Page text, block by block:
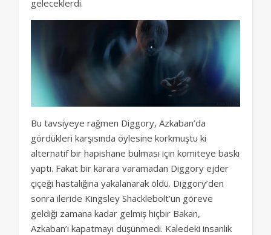
geleceklerdi.
Bu tavsiyeye rağmen Diggory, Azkaban’da
gördükleri karşısında öylesine korkmuştu ki
alternatif bir hapishane bulması için komiteye baskı
yaptı. Fakat bir karara varamadan Diggory ejder
çiçeği hastalığına yakalanarak öldü. Diggory’den
sonra ileride Kingsley Shacklebolt’un göreve
geldiği zamana kadar gelmiş hiçbir Bakan,
Azkaban’ı kapatmayı düşünmedi. Kaledeki insanlık